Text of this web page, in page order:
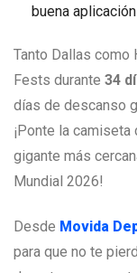
buena
Tanto Dallas como
Fests durante 34
días de descanso
¡Ponte la
gigante más
Mundial 2026!
Desde Movida
para que no te